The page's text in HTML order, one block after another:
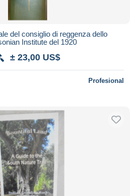
del consiglio di reggenza dello
Institute del 1920
± 23,00 US$
Profesional